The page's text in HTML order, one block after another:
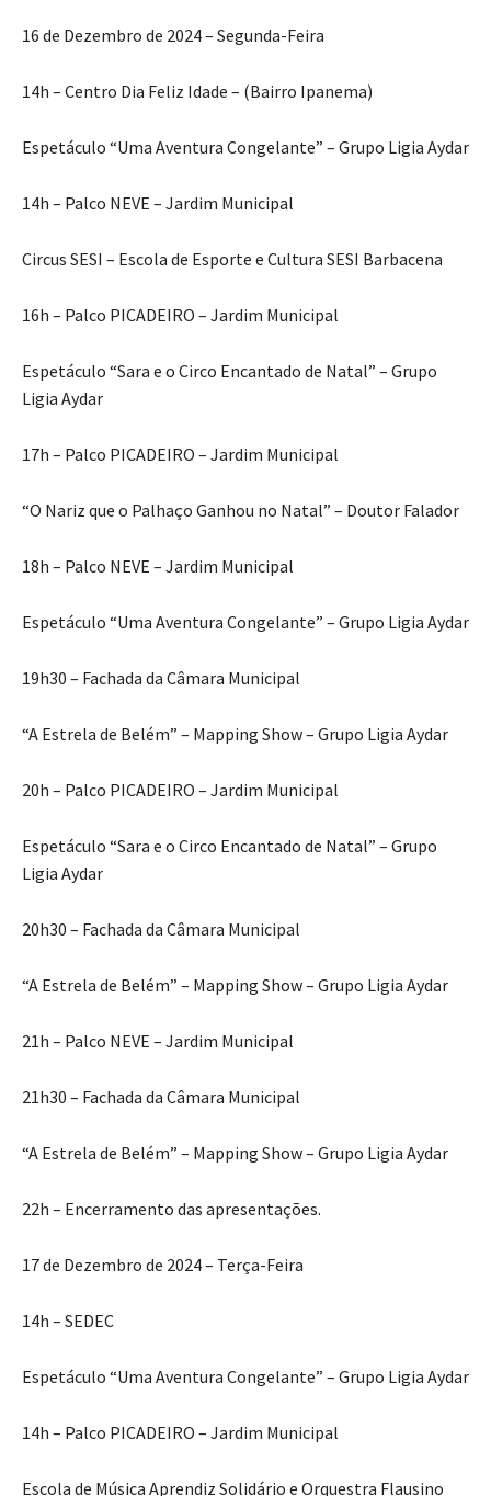
16 de Dezembro de 2024 – Segunda-Feira
14h – Centro Dia Feliz Idade – (Bairro Ipanema)
Espetáculo “Uma Aventura Congelante” – Grupo Ligia Aydar
14h – Palco NEVE – Jardim Municipal
Circus SESI – Escola de Esporte e Cultura SESI Barbacena
16h – Palco PICADEIRO – Jardim Municipal
Espetáculo “Sara e o Circo Encantado de Natal” – Grupo
Ligia Aydar
17h – Palco PICADEIRO – Jardim Municipal
“O Nariz que o Palhaço Ganhou no Natal” – Doutor Falador
18h – Palco NEVE – Jardim Municipal
Espetáculo “Uma Aventura Congelante” – Grupo Ligia Aydar
19h30 – Fachada da Câmara Municipal
“A Estrela de Belém” – Mapping Show – Grupo Ligia Aydar
20h – Palco PICADEIRO – Jardim Municipal
Espetáculo “Sara e o Circo Encantado de Natal” – Grupo
Ligia Aydar
20h30 – Fachada da Câmara Municipal
“A Estrela de Belém” – Mapping Show – Grupo Ligia Aydar
21h – Palco NEVE – Jardim Municipal
21h30 – Fachada da Câmara Municipal
“A Estrela de Belém” – Mapping Show – Grupo Ligia Aydar
22h – Encerramento das apresentações.
17 de Dezembro de 2024 – Terça-Feira
14h – SEDEC
Espetáculo “Uma Aventura Congelante” – Grupo Ligia Aydar
14h – Palco PICADEIRO – Jardim Municipal
Escola de Música Aprendiz Solidário e Orquestra Flausino